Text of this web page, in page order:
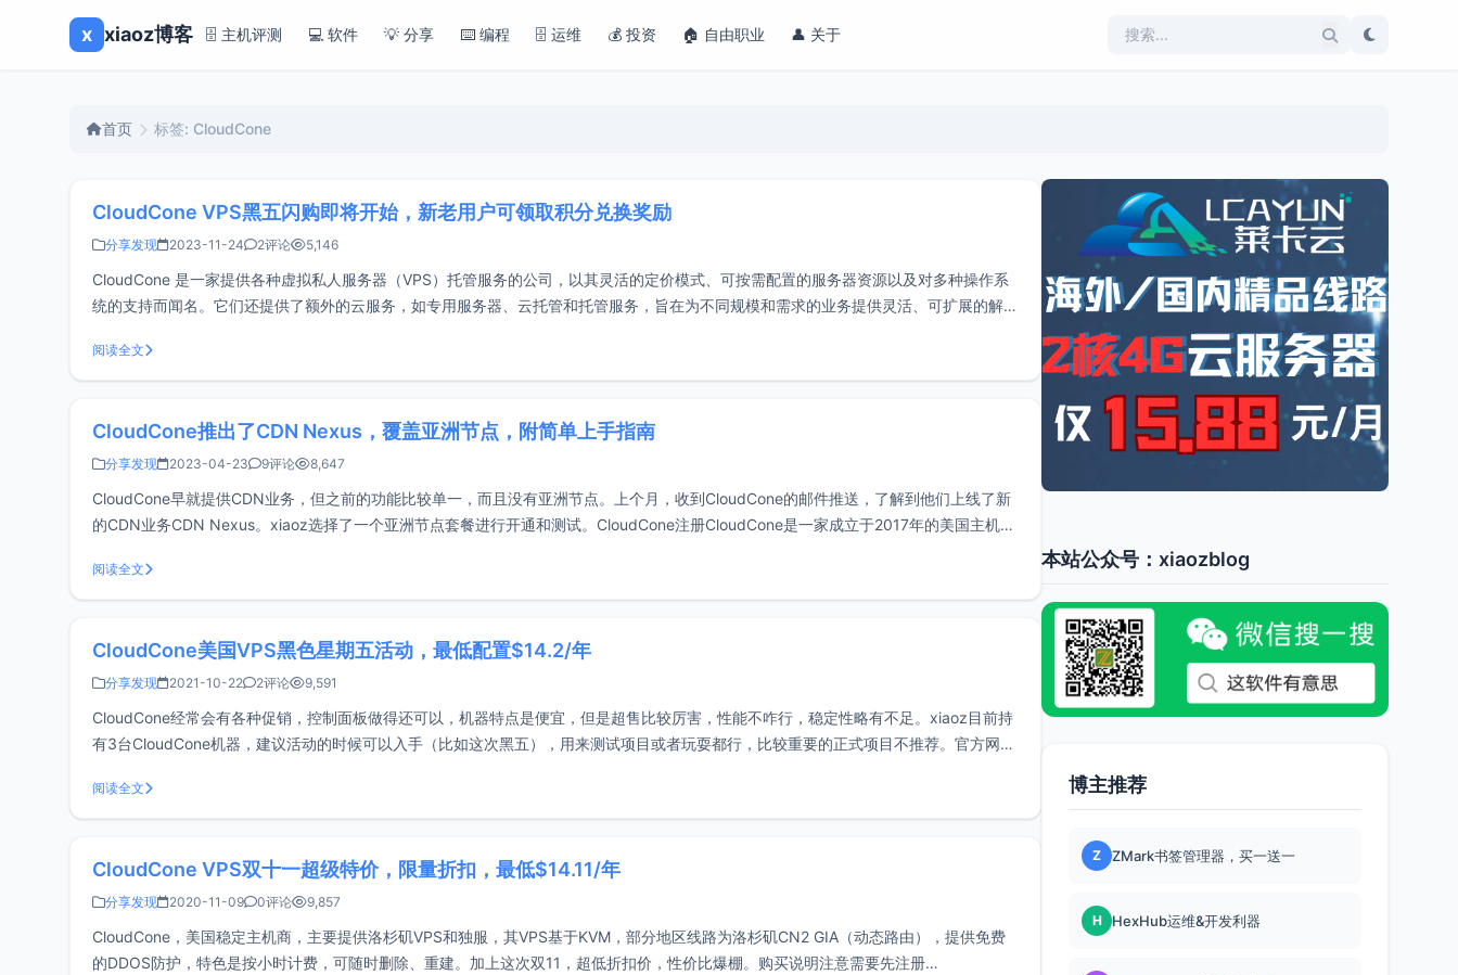
x xiaoz博客 🗄️ 主机评测 💻 软件 💡 分享 ⌨️ 编程 🗄️ 运维 💰 投资 🏠 自由职业 👤 关于
首页 标签: CloudCone
CloudCone VPS黑五闪购即将开始，新老用户可领取积分兑换奖励
分享发现 2023-11-24 2评论 5,146
CloudCone 是一家提供各种虚拟私人服务器（VPS）托管服务的公司，以其灵活的定价模式、可按需配置的服务器资源以及对多种操作系
统的支持而闻名。它们还提供了额外的云服务，如专用服务器、云托管和托管服务，旨在为不同规模和需求的业务提供灵活、可扩展的解决
阅读全文
CloudCone推出了CDN Nexus，覆盖亚洲节点，附简单上手指南
分享发现 2023-04-23 9评论 8,647
CloudCone早就提供CDN业务，但之前的功能比较单一，而且没有亚洲节点。上个月，收到CloudCone的邮件推送，了解到他们上线了新
的CDN业务CDN Nexus。xiaoz选择了一个亚洲节点套餐进行开通和测试。CloudCone注册CloudCone是一家成立于2017年的美国主机服
阅读全文
CloudCone美国VPS黑色星期五活动，最低配置$14.2/年
分享发现 2021-10-22 2评论 9,591
CloudCone经常会有各种促销，控制面板做得还可以，机器特点是便宜，但是超售比较厉害，性能不咋行，稳定性略有不足。xiaoz目前持
有3台CloudCone机器，建议活动的时候可以入手（比如这次黑五），用来测试项目或者玩耍都行，比较重要的正式项目不推荐。官方网站
阅读全文
CloudCone VPS双十一超级特价，限量折扣，最低$14.11/年
分享发现 2020-11-09 0评论 9,857
CloudCone，美国稳定主机商，主要提供洛杉矶VPS和独服，其VPS基于KVM，部分地区线路为洛杉矶CN2 GIA（动态路由），提供免费
的DDOS防护，特色是按小时计费，可随时删除、重建。加上这次双11，超低折扣价，性价比爆棚。购买说明注意需要先注册
本站公众号：xiaozblog
博主推荐
Z ZMark书签管理器，买一送一
H HexHub运维&开发利器